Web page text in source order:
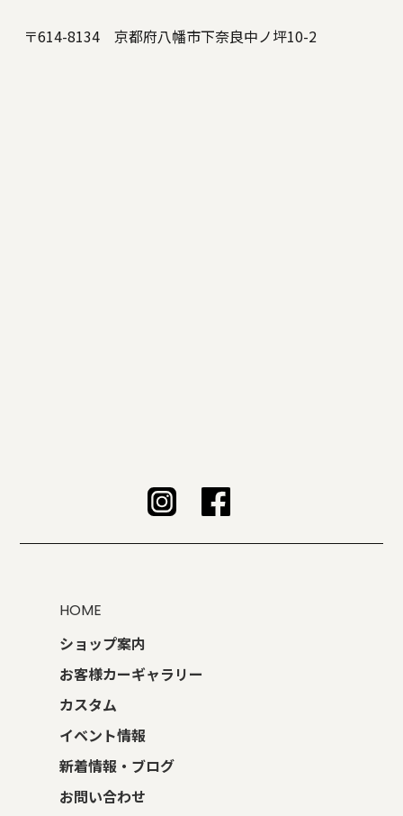
〒614-8134 京都府八幡市下奈良中ノ坪10-2
HOME
ショップ案内
お客様カーギャラリー
カスタム
イベント情報
新着情報・ブログ
お問い合わせ